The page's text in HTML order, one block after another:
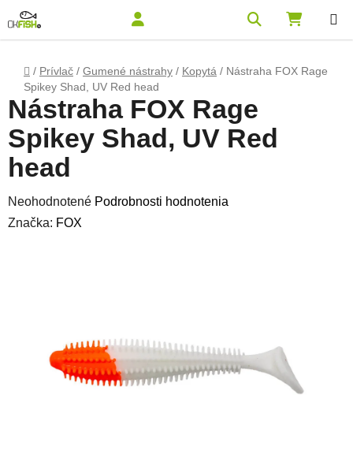
Domov
/ Prívlač / Gumené nástrahy / Kopytá / Nástraha FOX Rage
Spikey Shad, UV Red head
Nástraha FOX Rage
Spikey Shad, UV Red
head
Priemerné hodnotenie produktu je 0,0 z 5 hviezdičiek.
Neohodnotené Podrobnosti hodnotenia
Značka: FOX